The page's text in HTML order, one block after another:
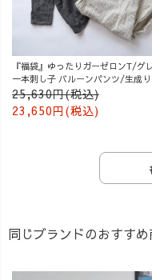
『福袋』ゆったりガーゼロンT/グ
一本刺し子 バルーンパンツ/生成り
25,630円(税込)
23,650円(税込)
同じブランドのおすすめ